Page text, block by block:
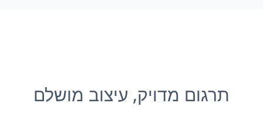
תרגום מדויק, עיצוב מושלם